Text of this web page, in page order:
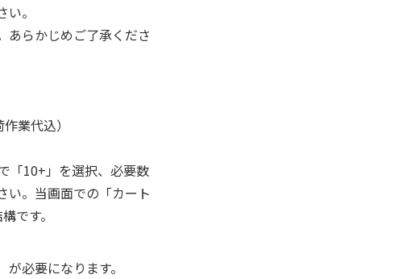
。
あらかじめご了承くださ
業代込）
「10+」を選択、必要数
い。当画面での「カート
です。
必要になります。